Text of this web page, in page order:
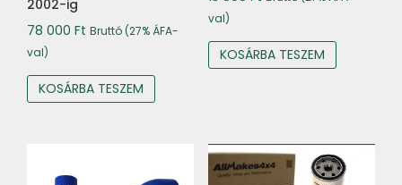
2002-ig
78 000 Ft Bruttó (27% ÁFA-
val)
KOSÁRBA TESZEM
val)
KOSÁRBA TESZEM